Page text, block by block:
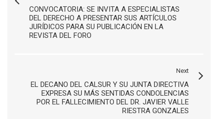
CONVOCATORIA: SE INVITA A ESPECIALISTAS
DEL DERECHO A PRESENTAR SUS ARTÍCULOS
JURÍDICOS PARA SU PUBLICACIÓN EN LA
REVISTA DEL FORO
Next
EL DECANO DEL CALSUR Y SU JUNTA DIRECTIVA
EXPRESA SU MÁS SENTIDAS CONDOLENCIAS
POR EL FALLECIMIENTO DEL DR. JAVIER VALLE
RIESTRA GONZALES